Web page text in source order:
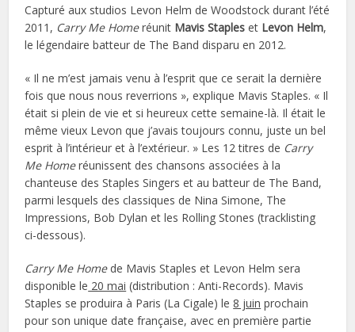
Capturé aux studios Levon Helm de Woodstock durant l’été
2011, Carry Me Homeréunit Mavis Staples et Levon Helm,
le légendaire batteur de The Band disparu en 2012.
« Il ne m’est jamais venu à l’esprit que ce serait la dernière
fois que nous nous reverrions », explique Mavis Staples. « Il
était si plein de vie et si heureux cette semaine-là. Il était le
même vieux Levon que j’avais toujours connu, juste un bel
esprit à l’intérieur et à l’extérieur. » Les 12 titres de Carry
Me Homeréunissent des chansons associées à la
chanteuse des Staples Singers et au batteur de The Band,
parmi lesquels des classiques de Nina Simone, The
Impressions, Bob Dylan et les Rolling Stones (tracklisting
ci-dessous).
Carry Me Homede Mavis Staples et Levon Helm sera
disponible le 20 mai (distribution : Anti-Records). Mavis
Staples se produira à Paris (La Cigale) le8 juin prochain
pour son unique date française, avec en première partie